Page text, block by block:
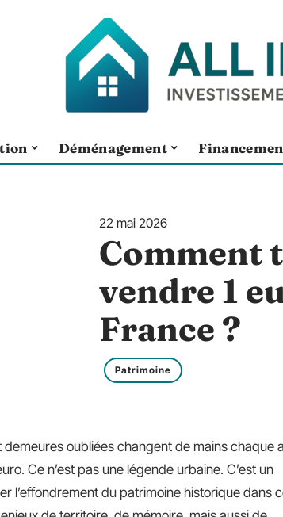
Déménagement
22 mai 2026
Comment
vendre 1
France ?
Patrimoine
oubliées changent de mains chaque
Ce n’est pas une légende urbaine. C’est un
l’effondrement du patrimoine historique dans